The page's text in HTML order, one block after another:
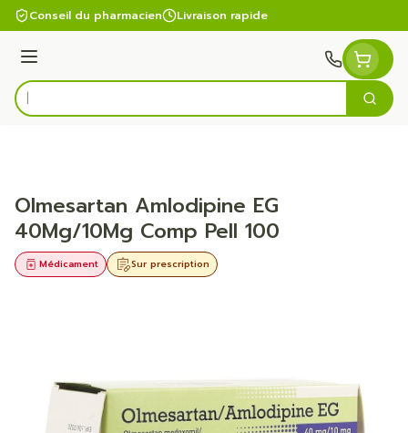
Aller au contenu
Conseil du pharmacien Livraison rapide
Menu
Rechercher
Olmesartan Amlodipine EG
40Mg/10Mg Comp Pell 100
Sur prescription
Médicament